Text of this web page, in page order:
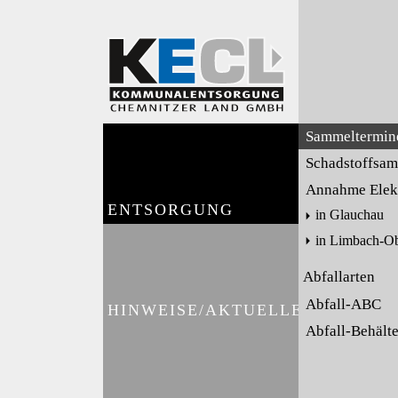
ENTSORGUNG
Annahme
in Glauchau
in Limbach-
Abfallarten
Abfall-ABC
Abfall-
HINWEISE/AKTUELLES